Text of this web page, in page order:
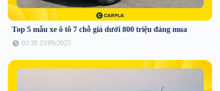
Top 5 mẫu xe ô tô 7 chỗ giá dưới 800 triệu đáng mua
03:38 23/09/2025